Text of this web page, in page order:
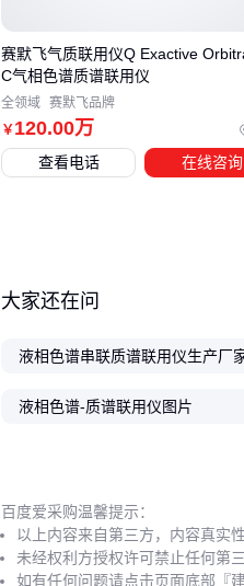
￥ 120.00万
赛默飞气质联用仪Q Exactive
C气相色谱质谱联用仪
全领域 赛默飞品牌
查看电话 在线咨询
大家还在问
液相色谱串联质谱联用仪生产厂
液相色谱-质谱联用仪图片
百度爱采购温馨提示：
以上内容来自第三方，内容真实
未经权利方授权许可禁止任何第
如有任何问题请点击页面底部『